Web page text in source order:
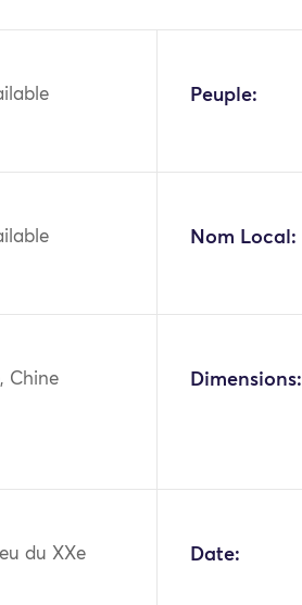
Peuple:
Nom Local:
Chine Dimensions:
du XXe
Date: